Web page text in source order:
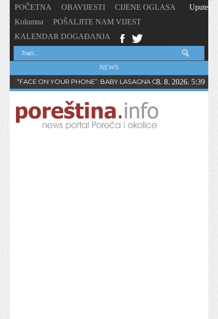
POČETNA OBAVIJESTI
CIJENE OGLASA
Kolumna
POŠALJITE NAM VIJEST
KALENDAR DOGAĐANJA
Upute
NEWS
“FACE ON YOUR PHONE”: BABY LASAGNA OBJAVIO NOVI
8. 8. 2026. 5:39